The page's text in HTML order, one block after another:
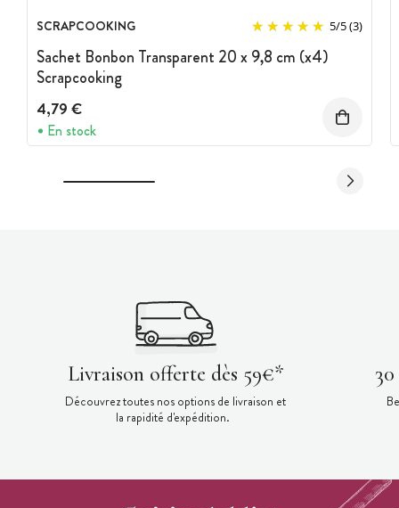
SCRAPCOOKING 5/5(3)
Sachet Bonbon Transparent 20 x 9,8 cm (x4)
Scrapcooking
4,79 €
En stock
Livraison offerte dès 59€*
Découvrez toutes nos options de livraison et
la rapidité d'expédition.